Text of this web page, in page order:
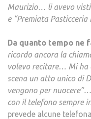
Maurizio… li avevo visti
e “Premiata
Da quanto tempo ne
ricordo ancora la
volevo recitare… Mi ha
scena un atto unico di
vengono per
con il telefono sempre
prevede alcune